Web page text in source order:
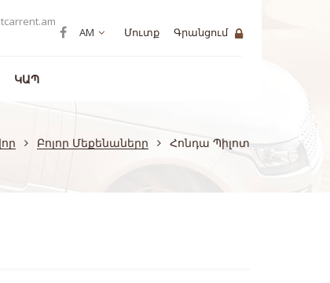
AM Մուտք Գրանցում
ԿԱՊ
Բոլոր Մեքենաները Հոնդա Պիլոտ